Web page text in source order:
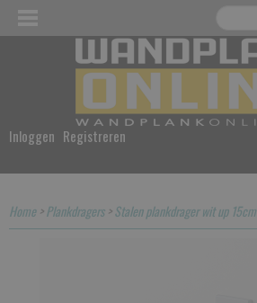
Inloggen Registreren
Home>Plankdragers>Stalen plankdrager wit up 15cm